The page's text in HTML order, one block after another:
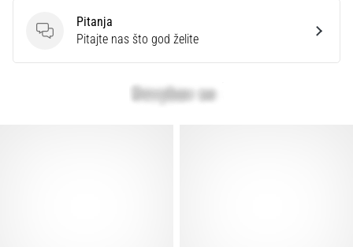
Pitanja
Pitanja
Pitajte nas što god želite